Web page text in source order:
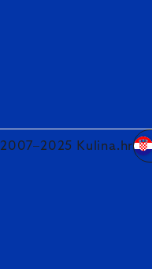
2007–2025 Kulina.hr